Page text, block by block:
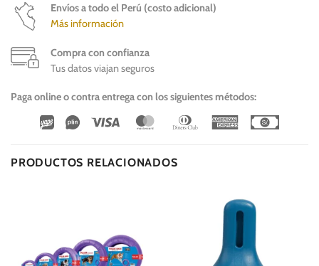
Envíos a todo el Perú (costo adicional)
Más información
Compra con confianza
Tus datos viajan seguros
Paga online o contra entrega con los siguientes métodos:
Wirecard
Vipps Visa MasterCardDinners
American
PRODUCTOS RELACIONADOS